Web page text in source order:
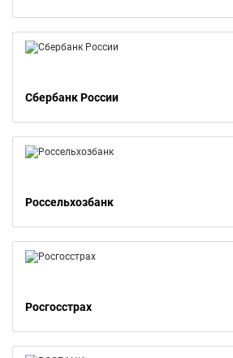
Сбербанк России
Россельхозбанк
Росгосстрах